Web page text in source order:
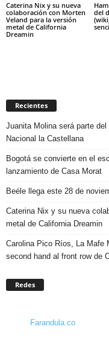
Caterina Nix y su nueva
colaboración con Morten
Veland para la versión
metal de California
Dreamin
del
Recientes
Juanita Molina será parte
Nacional la Castellana
Bogotá se convierte en el
lanzamiento de Casa Morat
Beéle llega este 28 de
Caterina Nix y su nueva
metal de California Dreamin
Carolina Pico Ríos, La Mafe
second hand al front row de
Redes
Farandula.co